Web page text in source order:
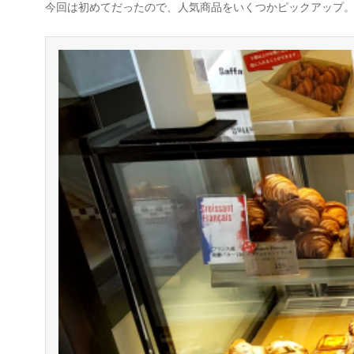
今回は初めてだったので、人気商品をいくつかピックアップ。